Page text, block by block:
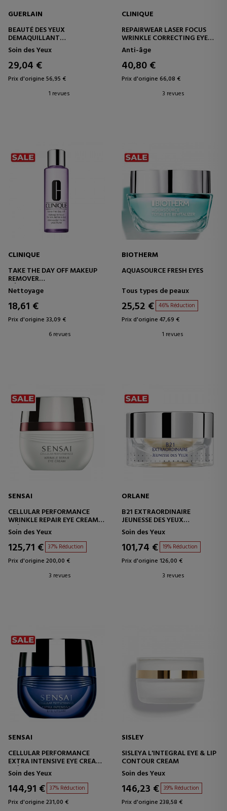
GUERLAIN
BEAUTÉ DES YEUX
DEMAQUILLANT
HUILE NETTOYANTE
BIPHASIQUE
Soin des Yeux
29,04 €
Prix d'origine 56,95 €
1 revues
CLINIQUE
REPAIRWEAR LASER FOCUS
WRINKLE CORRECTING EYE
CREAM
SOIN ANTI-ÂGE DU CONTOUR
DES YEUX
Anti-âge
40,80 €
Prix d'origine 66,08 €
3 revues
CLINIQUE
TAKE THE DAY OFF MAKEUP
REMOVER
DÉMAQUILLANT POUR LES
YEUX
Nettoyage
18,61 €
Prix d'origine 33,09 €
6 revues
BIOTHERM
AQUASOURCE FRESH EYES
Tous types de peaux
25,52 € 46% Réduction
Prix d'origine 47,69 €
1 revues
SENSAI
CELLULAR PERFORMANCE
WRINKLE REPAIR EYE CREAM
CRÈME CONTOUR DES YEUX
RÉPARATRICE - ANTI-ÂGE
Soin des Yeux
125,71 € 37% Réduction
Prix d'origine 200,00 €
3 revues
ORLANE
B21 EXTRAORDINAIRE
JEUNESSE DES YEUX
CONTOUR DES YEUX
Soin des Yeux
101,74 € 19% Réduction
Prix d'origine 126,00 €
3 revues
SENSAI
CELLULAR PERFORMANCE
EXTRA INTENSIVE EYE CREAM
CRÈME CONTOUR DES YEUX
ANTI-ÂGE INTENSIVE
Soin des Yeux
144,91 € 37% Réduction
Prix d'origine 231,00 €
SISLEY
SISLEYA L'INTEGRAL EYE & LIP
CONTOUR CREAM
Soin des Yeux
146,23 € 39% Réduction
Prix d'origine 238,58 €